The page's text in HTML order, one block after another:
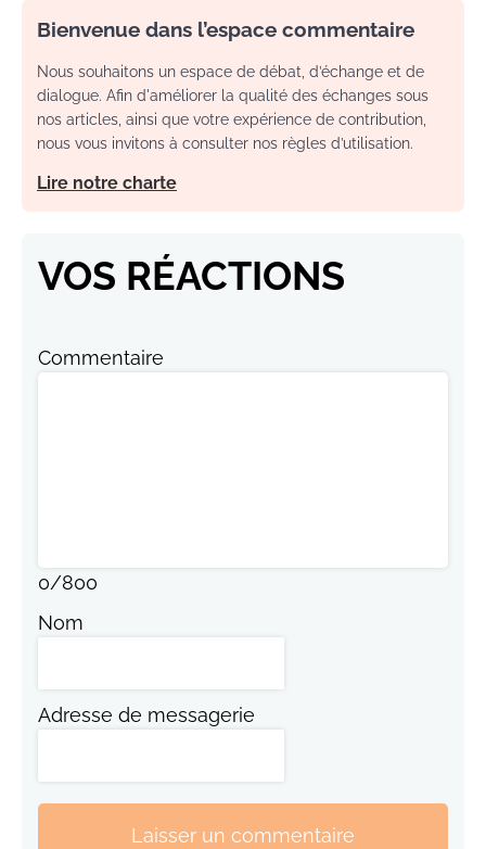
Bienvenue dans l’espace commentaire
Nous souhaitons un espace de débat, d’échange et de
dialogue. Afin d'améliorer la qualité des échanges sous
nos articles, ainsi que votre expérience de contribution,
nous vous invitons à consulter nos règles d’utilisation.
Lire notre charte
VOS RÉACTIONS
Commentaire
0/800
Nom
Adresse de messagerie
Laisser un commentaire